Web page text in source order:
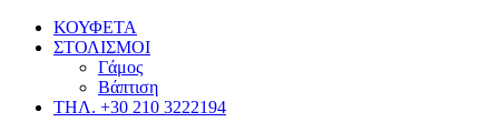
ΚΟΥΦΕΤΑ
ΣΤΟΛΙΣΜΟΙ
Γάμος
Βάπτιση
ΤΗΛ. +30 210 3222194